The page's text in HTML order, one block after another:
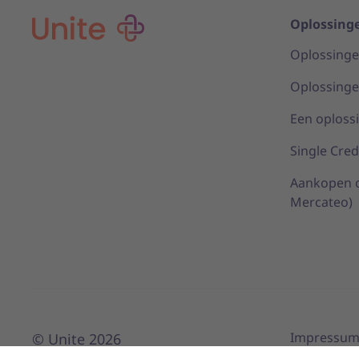
Een
Single
Aankopen
Mercateo)
© Unite 2026
Impressum